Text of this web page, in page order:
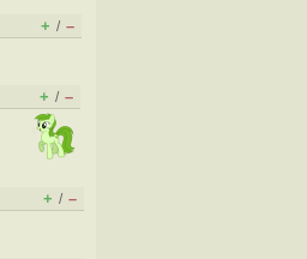
+ / –
+ / –
+ / –